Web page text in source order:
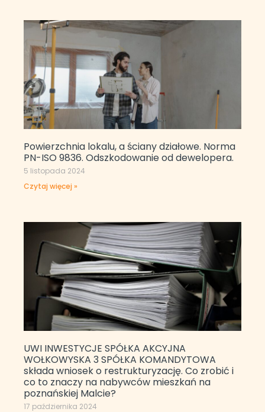
Powierzchnia lokalu, a ściany działowe. Norma
PN-ISO 9836. Odszkodowanie od dewelopera.
5 listopada 2024
Czytaj więcej »
UWI INWESTYCJE SPÓŁKA AKCYJNA
WOŁKOWYSKA 3 SPÓŁKA KOMANDYTOWA
składa wniosek o restrukturyzację. Co zrobić i
co to znaczy na nabywców mieszkań na
poznańskiej Malcie?
17 października 2024